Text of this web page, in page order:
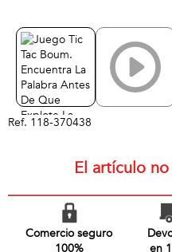
Ref. 118-370438
El artículo
Comercio seguro
100%
en